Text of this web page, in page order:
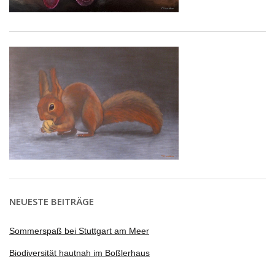
NEUESTE BEITRÄGE
Sommerspaß bei Stuttgart am Meer
Biodiversität hautnah im Boßlerhaus